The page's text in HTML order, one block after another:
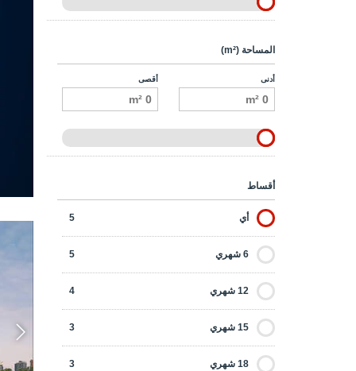
المساحة (m²)
أدنى أقصى
أقساط
أي 5
6 شهري 5
12 شهري 4
15 شهري 3
18 شهري 3